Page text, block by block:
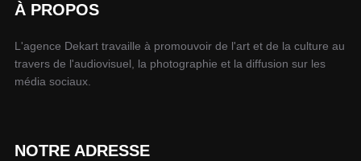
À PROPOS
L'agence Dekart travaille à promouvoir de l'art et de la culture au
travers de l'audiovisuel, la photographie et la diffusion sur les
média sociaux.
NOTRE ADRESSE